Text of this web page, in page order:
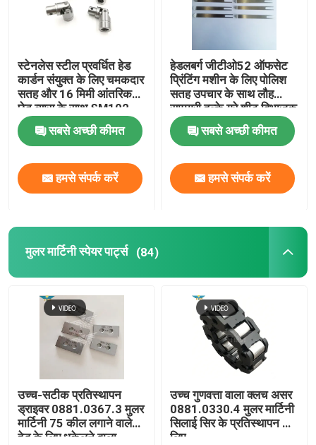
स्टेनलेस स्टील प्रवर्धित हेड
कार्डन संयुक्त के लिए चमकदार
सतह और 16 मिमी आंतरिक
छेद व्यास के साथ SM102
प्रिंटिंग मशीन
सबसे अच्छी कीमत
हमसे संपर्क करें
हेडलबर्ग जीटीओ52 ऑफसेट
प्रिंटिंग मशीन के लिए पोलिश
सतह उपचार के साथ लौह
सामग्री हल्के ग्रे शीट विभाजक
उंगली
सबसे अच्छी कीमत
हमसे संपर्क करें
मुलर मार्टिनी स्पेयर पार्ट्स (84)
उच्च-सटीक प्रतिस्थापन
ड्राइवर 0881.0367.3 मुलर
मार्टिनी 75 कील लगाने वाले
हेड के लिए धकेलने वाला
उच्च गुणवत्ता वाला क्लच असर
0881.0330.4 मुलर मार्टिनी
सिलाई सिर के प्रतिस्थापन के
लिए